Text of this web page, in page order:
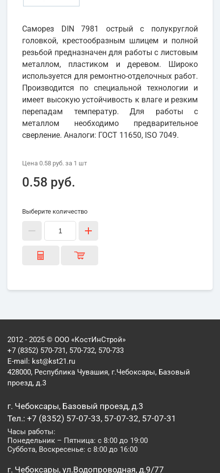
Саморез DIN 7981 острый с полукруглой
головкой, крестообразным шлицем и полной
резьбой предназначен для работы с листовым
металлом, пластиком и деревом. Широко
используется для ремонтно-отделочных работ.
Производится по специальной технологии и
имеет высокую устойчивость к влаге и резким
перепадам температур. Для работы с
металлом необходимо предварительное
сверление. Аналоги: ГОСТ 11650, ISO 7049.
Цена 0.58 руб. за 1 шт
0.58 руб.
Выберите количество
2012 - 2025 © ООО «КостИнСтрой»
+7 (8352) 570-731, 570-732, 570-733
E-mail: kst@kst21.ru
428000, Республика Чувашия, г.Чебоксары, Базовый
проезд, д.3
г. Чебоксары, Базовый проезд, д.3
Тел.: +7 (8352) 57-07-33, 57-07-32, 57-07-31
Часы работы:
Понедельник – Пятница: с 8:00 до 19:00
Суббота, Воскресенье: с 8:00 до 16:00
г. Чебоксары, ул.Водопроводная, д.9/77